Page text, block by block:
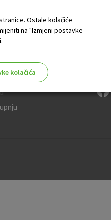
Ostale kolačiće
na "Izmjeni postavke
kolačića